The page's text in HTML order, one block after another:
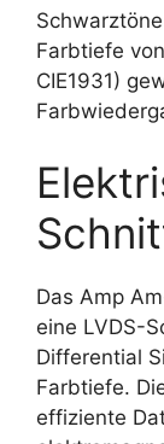
Farbtiefe
CIE1931)
Das Amp
eine LVDS-
Differential
Farbtiefe.
effiziente